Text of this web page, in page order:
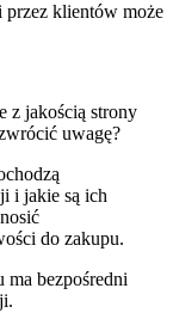
przez klientów może
z jakością strony
uwagę?
i jakie są ich
do zakupu.
ma bezpośredni